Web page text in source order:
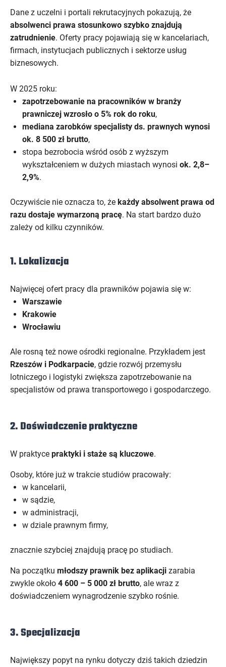
Dane z uczelni i portali rekrutacyjnych pokazują, że
absolwenci prawa stosunkowo szybko znajdują
zatrudnienie. Oferty pracy pojawiają się w kancelariach,
firmach, instytucjach publicznych i sektorze usług
biznesowych.
W 2025 roku:
zapotrzebowanie na pracowników w branży
prawniczej wzrosło o 5% rok do roku,
mediana zarobków specjalisty ds. prawnych wynosi
ok. 8 500 zł brutto,
stopa bezrobocia wśród osób z wyższym
wykształceniem w dużych miastach wynosi ok. 2,8–
2,9%.
Oczywiście nie oznacza to, że każdy absolwent prawa od
razu dostaje wymarzoną pracę. Na start bardzo dużo
zależy od kilku czynników.
1. Lokalizacja
Najwięcej ofert pracy dla prawników pojawia się w:
Warszawie
Krakowie
Wrocławiu
Ale rosną też nowe ośrodki regionalne. Przykładem jest
Rzeszów i Podkarpacie, gdzie rozwój przemysłu
lotniczego i logistyki zwiększa zapotrzebowanie na
specjalistów od prawa transportowego i gospodarczego.
2. Doświadczenie praktyczne
W praktyce praktyki i staże są kluczowe.
Osoby, które już w trakcie studiów pracowały:
w kancelarii,
w sądzie,
w administracji,
w dziale prawnym firmy,
znacznie szybciej znajdują pracę po studiach.
Na początku młodszy prawnik bez aplikacji zarabia
zwykle około 4 600 – 5 000 zł brutto, ale wraz z
doświadczeniem wynagrodzenie szybko rośnie.
3. Specjalizacja
Największy popyt na rynku dotyczy dziś takich dziedzin